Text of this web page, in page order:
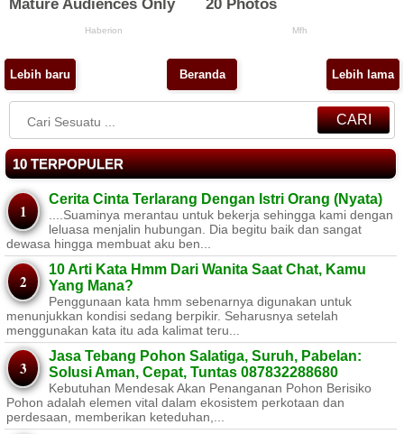
Lebih baru Lebih lama
Beranda
CARI
10 TERPOPULER
Cerita Cinta Terlarang Dengan Istri Orang (Nyata)
....Suaminya merantau untuk bekerja sehingga kami dengan
leluasa menjalin hubungan. Dia begitu baik dan sangat
dewasa hingga membuat aku ben...
10 Arti Kata Hmm Dari Wanita Saat Chat, Kamu
Yang Mana?
Penggunaan kata hmm sebenarnya digunakan untuk
menunjukkan kondisi sedang berpikir. Seharusnya setelah
menggunakan kata itu ada kalimat teru...
Jasa Tebang Pohon Salatiga, Suruh, Pabelan:
Solusi Aman, Cepat, Tuntas 087832288680
Kebutuhan Mendesak Akan Penanganan Pohon Berisiko ​
Pohon adalah elemen vital dalam ekosistem perkotaan dan
perdesaan, memberikan keteduhan,...